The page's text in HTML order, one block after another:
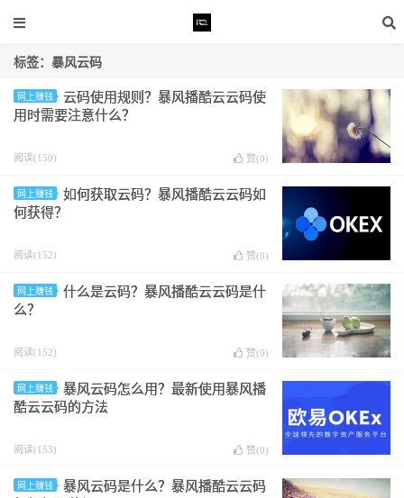
标签：暴风云码
网上赚钱
云码使用规则？暴风播酷云云码使
用时需要注意什么？
阅读(150) 赞(0)
网上赚钱
如何获取云码？暴风播酷云云码如
何获得？
阅读(152) 赞(0)
网上赚钱
什么是云码？暴风播酷云云码是什
么？
阅读(152) 赞(0)
网上赚钱
暴风云码怎么用？最新使用暴风播
酷云云码的方法
阅读(153) 赞(0)
网上赚钱
暴风云码是什么？暴风播酷云云码